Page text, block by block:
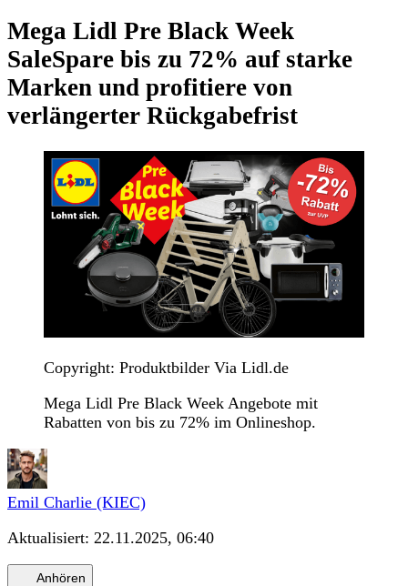
Mega Lidl Pre Black Week
SaleSpare bis zu 72% auf starke
Marken und profitiere von
verlängerter Rückgabefrist
Copyright: Produktbilder Via Lidl.de
Mega Lidl Pre Black Week Angebote mit
Rabatten von bis zu 72% im Onlineshop.
Emil Charlie (KIEC)
Aktualisiert: 22.11.2025, 06:40
Anhören